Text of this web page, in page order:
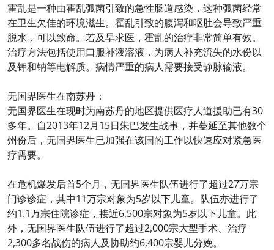
霍乱是一种由霍乱弧菌引致的急性肠道感染，这种弧菌经常
在卫生欠佳的环境滋生。霍乱引致的腹泻和呕肚会导致严重
脱水，可以致命。若及早求医，霍乱的治疗非常简单有效。
治疗方法包括使用口服补液溶液，为病人补充流失的水份以
及钾和钠等电解质。病情严重的病人需要接受静脉输液。
无国界医生在南苏丹：
无国界医生在现时为南苏丹的地区提供医疗人道援助已有30
多年。自2013年12月15日朱巴发生战事，并蔓延至其他数个
州份后，无国界医生已加强在该国的工作以快速应对紧急医
疗需要。
在危机爆发后首5个月，无国界医生队伍进行了超过27万宗
门诊诊症，其中11万宗对象为5岁以下儿童。队伍亦进行了
约1.1万宗住院诊症，接近6,500宗对象为5岁以下儿童。此
外，无国界医生队伍进行了超过2,000宗大型手术、治疗
2,300多名战伤的病人及协助约6,400宗婴儿分娩。